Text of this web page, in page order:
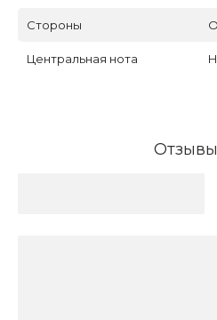
Стороны
Центральная нота
Отзывы